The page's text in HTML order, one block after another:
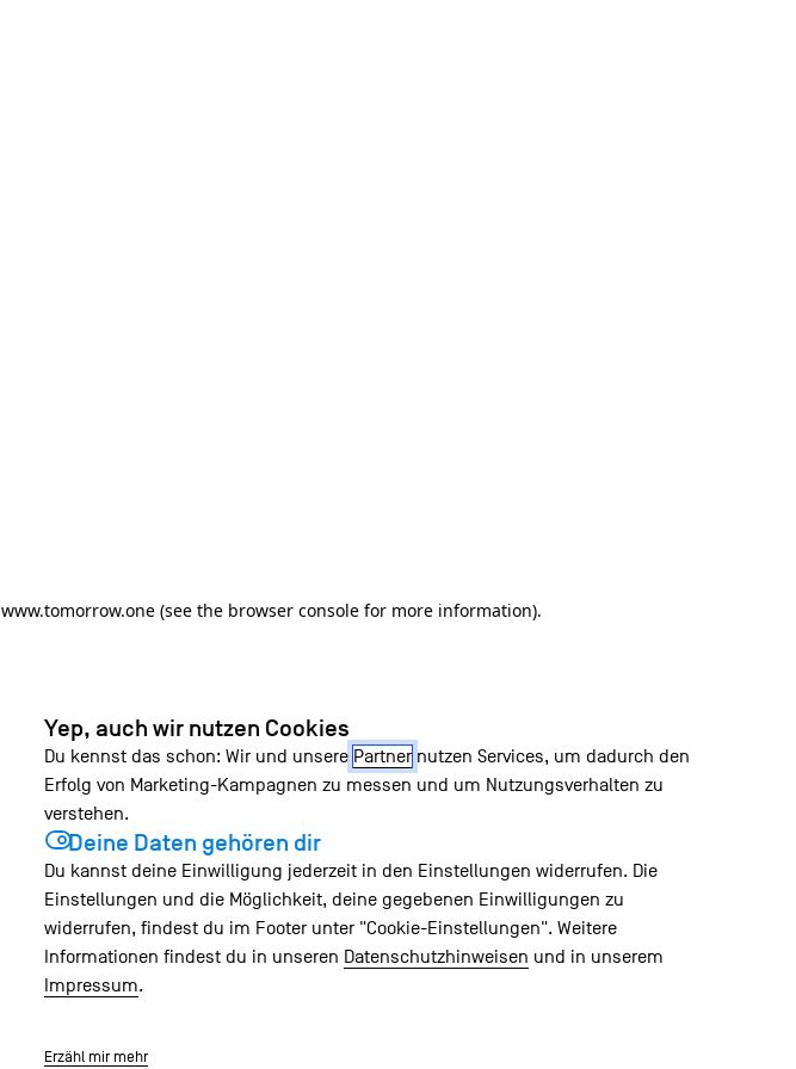
www.tomorrow.one (see the browser console for more information).
Yep, auch wir nutzen Cookies
Du kennst das schon: Wir und unsere Partnernutzen Services, um dadurch den
Erfolg von Marketing-Kampagnen zu messen und um Nutzungsverhalten zu
verstehen.
Deine Daten gehören dir
Du kannst deine Einwilligung jederzeit in den Einstellungen widerrufen. Die
Einstellungen und die Möglichkeit, deine gegebenen Einwilligungen zu
widerrufen, findest du im Footer unter "Cookie-Einstellungen". Weitere
Informationen findest du in unseren Datenschutzhinweisen und in unserem
Impressum.
Erzähl mir mehr